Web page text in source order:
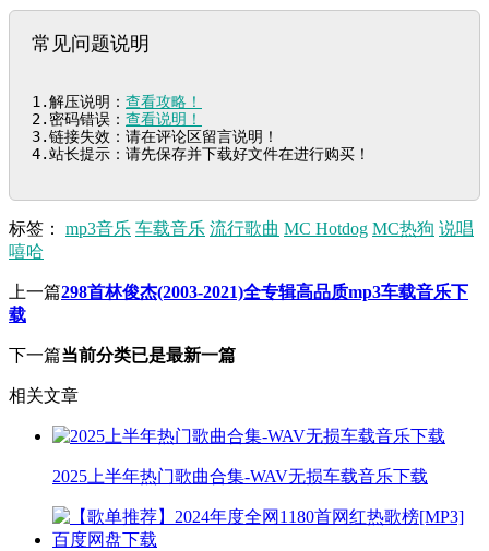
常见问题说明
1.解压说明： 查看攻略！
2.密码错误： 查看说明！
3.链接失效：请在评论区留言说明！
4.站长提示：请先保存并下载好文件在进行购买！
标签： mp3音乐 车载音乐 流行歌曲 MC Hotdog MC热狗 说唱
嘻哈
上一篇298首林俊杰(2003-2021)全专辑高品质mp3车载音乐下
载
下一篇当前分类已是最新一篇
相关文章
2025上半年热门歌曲合集-WAV无损车载音乐下载